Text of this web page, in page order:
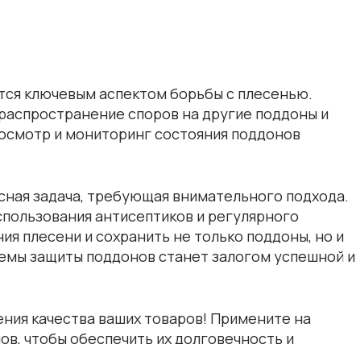
ключевым аспектом борьбы с плесенью.
споров на другие поддоны и
и мониторинг состояния поддонов
задача, требующая внимательного подхода.
антисептиков и регулярного
плесени и сохранить не только поддоны, но и
защиты поддонов станет залогом успешной и
качества ваших товаров! Примените на
чтобы обеспечить их долговечность и